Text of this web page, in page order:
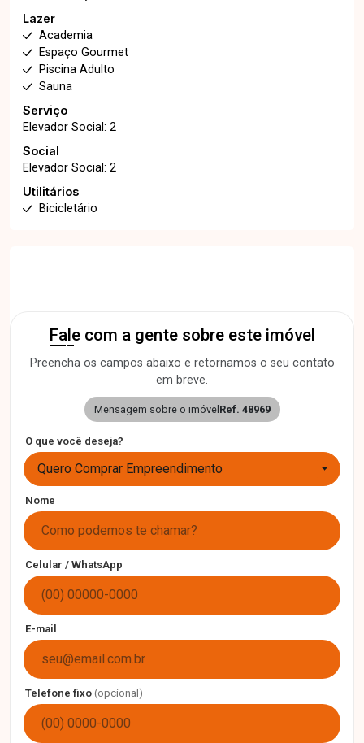
Lazer
Academia
Espaço Gourmet
Piscina Adulto
Sauna
Serviço
Elevador Social: 2
Social
Elevador Social: 2
Utilitários
Bicicletário
Fale com a gente sobre este imóvel
Preencha os campos abaixo e retornamos o seu contato
em breve.
Mensagem sobre o imóvel Ref. 48969
O que você deseja?
Quero Comprar Empreendimento
Nome
Celular / WhatsApp
E-mail
Telefone fixo (opcional)